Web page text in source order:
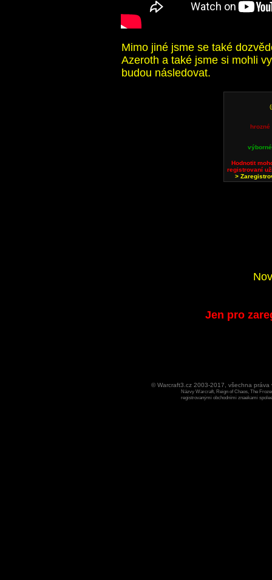
Mimo jiné jsme se také
Azeroth a také jsme si mohli
budou následovat.
hrozné
výborné
Hodnotit
registrovaní
>
Jen pro
© Warcraft3.cz 2003-2017, všechna
Názvy Warcraft, Reign of Chaos, The
registrovanými obchodními znaekami